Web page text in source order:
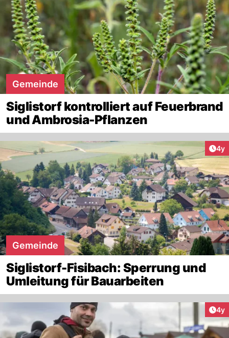
Gemeinde
Siglistorf kontrolliert auf Feuerbrand
und Ambrosia-Pflanzen
4y
Gemeinde
Siglistorf-Fisibach: Sperrung und
Umleitung für Bauarbeiten
4y